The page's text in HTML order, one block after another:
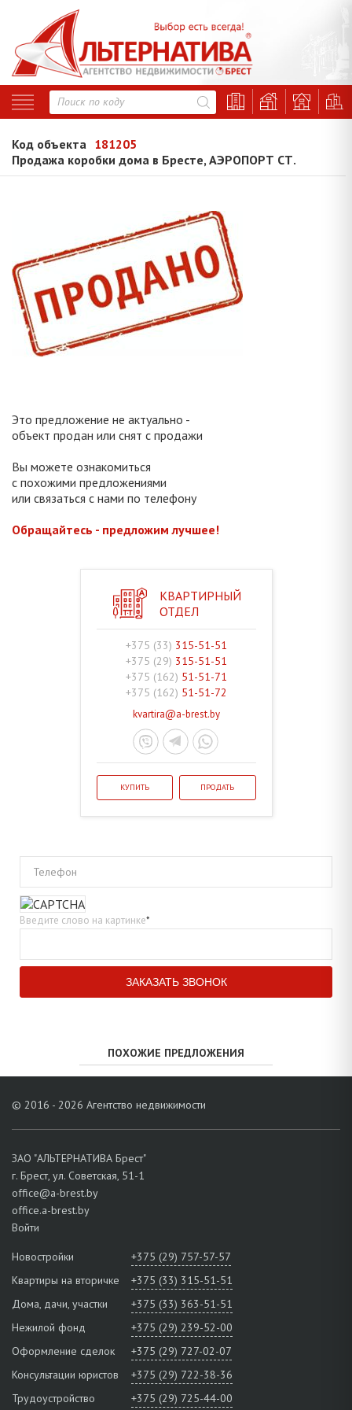
Код объекта 181205
Продажа коробки дома в Бресте, АЭРОПОРТ СТ.
Это предложение не актуально -
объект продан или снят с продажи
Вы можете ознакомиться
с похожими предложениями
или связаться с нами по телефону
Обращайтесь - предложим лучшее!
КВАРТИРНЫЙ
ОТДЕЛ
+375 (33) 315-51-51
+375 (29) 315-51-51
+375 (162) 51-51-71
+375 (162) 51-51-72
kvartira@a-brest.by
КУПИТЬ ПРОДАТЬ
Телефон
Введите слово на картинке*
ПОХОЖИЕ ПРЕДЛОЖЕНИЯ
© 2016 - 2026 Агентство недвижимости
ЗАО "АЛЬТЕРНАТИВА Брест"
г. Брест, ул. Советская, 51-1
office@a-brest.by
office.a-brest.by
Войти
Новостройки
+375 (29) 757-57-57
Квартиры на вторичке
+375 (33) 315-51-51
Дома, дачи, участки
+375 (33) 363-51-51
Нежилой фонд
+375 (29) 239-52-00
Оформление сделок
+375 (29) 727-02-07
Консультации юристов
+375 (29) 722-38-36
Трудоустройство
+375 (29) 725-44-00